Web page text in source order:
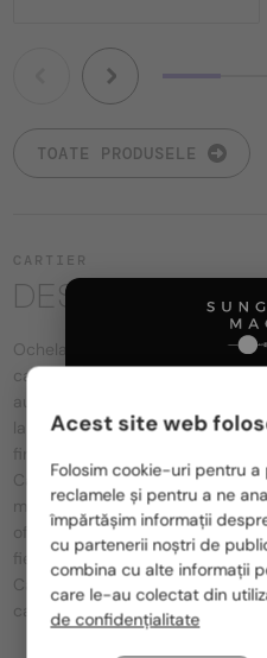
TOATE PRODUSELE
CARTIER
DESPRE BRAND
Ochelarii Cartier reflectă
casei franceze de bijuterii.
aurul, platina, pietrele prețioase
la luxul renumit al mărcii.
fine fac ca fiecare piesă să iasă
Cartier combină eleganța
modernă. Ramele placate cu aur
oferă purtătorilor un sentiment
fiecare model este
Cartier. Ochelarii Cartier sunt
caută calitate premium, precizie
România / RO
Polska / PL
Magyarország /
United Arab
Acest site web
Folosim cookie-uri pentru a
reclamele și pentru a ne
împărtășim informații
cu partenerii noștri de
combina cu alte informații
care le-au colectat din
de confidențialitate